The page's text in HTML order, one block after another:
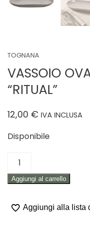
TOGNANA
VASSOIO
“RITUAL”
12,00 € IVA INCLUSA
Disponibile
VASSOIO
TORTORA
quantità
Aggiungi al carrello
Aggiungi alla lista